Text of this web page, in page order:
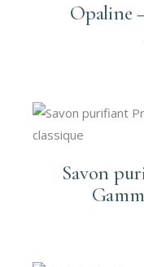
Opaline
Savon